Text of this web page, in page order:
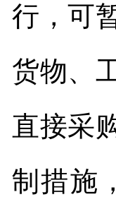
行，可
货物、
直接采
制措施